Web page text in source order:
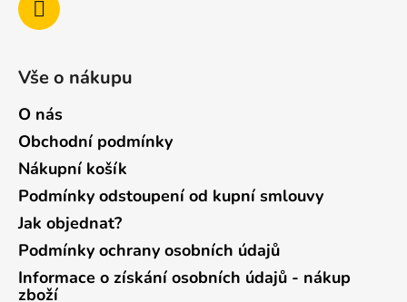
Vše o nákupu
O nás
Obchodní podmínky
Nákupní košík
Podmínky odstoupení od kupní smlouvy
Jak objednat?
Podmínky ochrany osobních údajů
Informace o získání osobních údajů - nákup
zboží